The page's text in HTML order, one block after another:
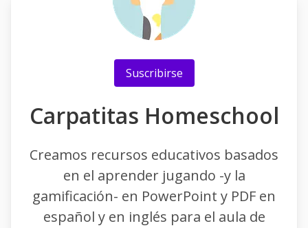
Suscribirse
Carpatitas Homeschool
Creamos recursos educativos basados
en el aprender jugando -y la
gamificación- en PowerPoint y PDF en
español y en inglés para el aula de